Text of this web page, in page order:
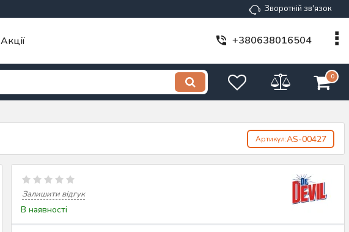
Зворотній зв'язок
Акції +380638016504
0
Артикул:AS-00427
Залишити відгук
В наявності